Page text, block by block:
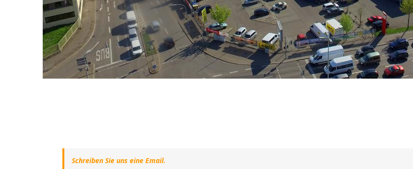
Schreiben Sie uns eine Email.